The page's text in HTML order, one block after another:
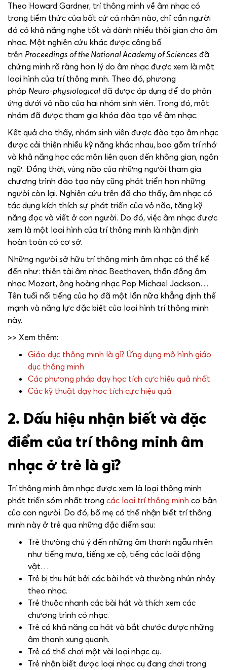
Theo Howard Gardner, trí thông minh về âm nhạc có
trong tiềm thức của bất cứ cá nhân nào, chỉ cần người
đó có khả năng nghe tốt và dành nhiều thời gian cho âm
nhạc. Một nghiên cứu khác được công bố
trên Proceedings of the National Academy of Sciences đã
chứng minh rõ ràng hơn lý do âm nhạc được xem là một
loại hình của trí thông minh. Theo đó, phương
pháp Neuro-physiological đã được áp dụng để đo phản
ứng dưới vỏ não của hai nhóm sinh viên. Trong đó, một
nhóm đã được tham gia khóa đào tạo về âm nhạc.
Kết quả cho thấy, nhóm sinh viên được đào tạo âm nhạc
được cải thiện nhiều kỹ năng khác nhau, bao gồm trí nhớ
và khả năng học các môn liên quan đến không gian, ngôn
ngữ. Đồng thời, vùng não của những người tham gia
chương trình đào tạo này cũng phát triển hơn những
người còn lại. Nghiên cứu trên đã cho thấy, âm nhạc có
tác dụng kích thích sự phát triển của vỏ não, tăng kỹ
năng đọc và viết ở con người. Do đó, việc âm nhạc được
xem là một loại hình của trí thông minh là nhận định
hoàn toàn có cơ sở.
Những người sở hữu trí thông minh âm nhạc có thể kể
đến như: thiên tài âm nhạc Beethoven, thần đồng âm
nhạc Mozart, ông hoàng nhạc Pop Michael Jackson…
Tên tuổi nổi tiếng của họ đã một lần nữa khẳng định thế
mạnh và năng lực đặc biệt của loại hình trí thông minh
này.
>> Xem thêm:
Giáo dục thông minh là gì? Ứng dụng mô hình giáo
dục thông minh
Các phương pháp dạy học tích cực hiệu quả nhất
Các kỹ thuật dạy học tích cực hiệu quả
2. Dấu hiệu nhận biết và đặc
điểm của trí thông minh âm
nhạc ở trẻ là gì?
Trí thông minh âm nhạc được xem là loại thông minh
phát triển sớm nhất trong các loại trí thông minh cơ bản
của con người. Do đó, bố mẹ có thể nhận biết trí thông
minh này ở trẻ qua những đặc điểm sau:
Trẻ thường chú ý đến những âm thanh ngẫu nhiên
như tiếng mưa, tiếng xe cộ, tiếng các loài động
vật…
Trẻ bị thu hút bởi các bài hát và thường nhún nhảy
theo nhạc.
Trẻ thuộc nhanh các bài hát và thích xem các
chương trình có nhạc.
Trẻ có khả năng ca hát và bắt chước được những
âm thanh xung quanh.
Trẻ có thể chơi một vài loại nhạc cụ.
Trẻ nhận biết được loại nhạc cụ đang chơi trong